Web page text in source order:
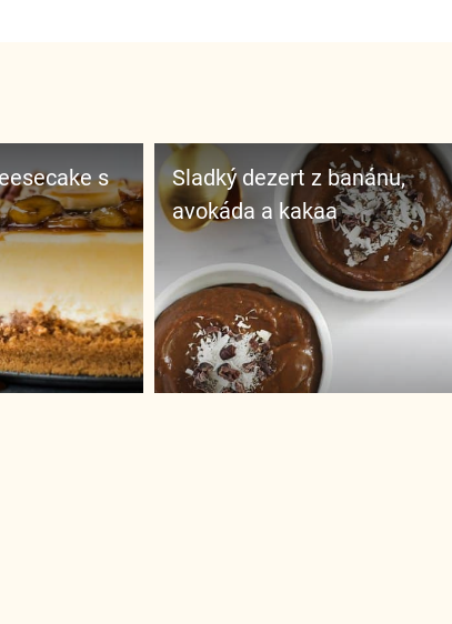
Sladký dezert z banánu,
avokáda a kakaa